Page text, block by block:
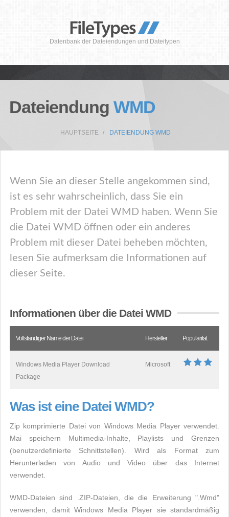
Datenbank der Dateiendungen und Dateitypen
Dateiendung WMD
HAUPTSEITE DATEIENDUNG WMD
Wenn Sie an dieser Stelle angekommen sind,
ist es sehr wahrscheinlich, dass Sie ein
Problem mit der Datei WMD haben. Wenn Sie
die Datei WMD öffnen oder ein anderes
Problem mit dieser Datei beheben möchten,
lesen Sie aufmerksam die Informationen auf
dieser Seite.
Informationen über die Datei WMD
Vollständiger Name der Datei Hersteller Popularität
Windows Media Player Download
Package
Microsoft
Was ist eine Datei WMD?
Zip komprimierte Datei von Windows Media Player verwendet.
Mai speichern Multimedia-Inhalte, Playlists und Grenzen
(benutzerdefinierte Schnittstellen). Wird als Format zum
Herunterladen von Audio und Video über das Internet
verwendet.
WMD-Dateien sind .ZIP-Dateien, die die Erweiterung ".Wmd"
verwenden, damit Windows Media Player sie standardmäßig